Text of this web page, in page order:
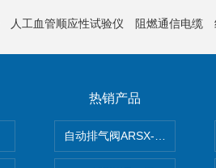
人工血管顺应性试验仪 阻燃通信电缆
热销产品
自动排气阀ARSX-0015/